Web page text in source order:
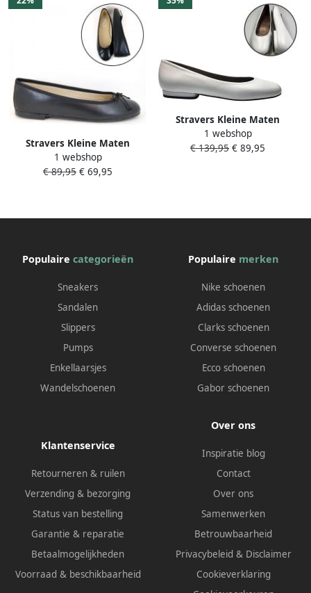
Stravers Kleine Maten
Schoenen Stravers Ballerina's
Schoenen Dames Zwart Leer
1 webshop
€ 89,95 € 69,95
Stravers Kleine Maten
Schoenen Stravers Ballerina's
met laag hakje Wit Zacht
1 webshop
€ 139,95 € 89,95
Populaire categorieën
Sneakers
Sandalen
Slippers
Pumps
Enkellaarsjes
Wandelschoenen
Populaire merken
Nike schoenen
Adidas schoenen
Clarks schoenen
Converse schoenen
Ecco schoenen
Gabor schoenen
Klantenservice
Retourneren & ruilen
Verzending & bezorging
Status van bestelling
Garantie & reparatie
Betaalmogelijkheden
Voorraad & beschikbaarheid
Over ons
Inspiratie blog
Contact
Over ons
Samenwerken
Betrouwbaarheid
Privacybeleid & Disclaimer
Cookieverklaring